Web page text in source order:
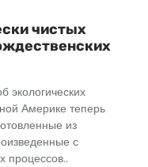
чистых
экологических
Америке теперь
из
с
процессов..